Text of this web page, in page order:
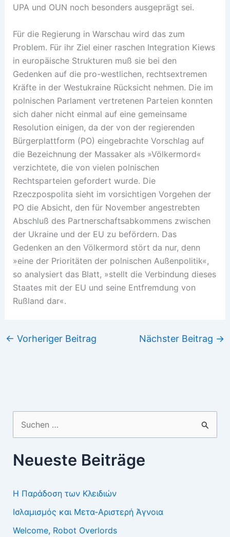
UPA und OUN noch besonders ausgeprägt sei.
Für die Regierung in Warschau wird das zum
Problem. Für ihr Ziel einer raschen Integration Kiews
in europäische Strukturen muß sie bei den
Gedenken auf die pro-westlichen, rechtsextremen
Kräfte in der Westukraine Rücksicht nehmen. Die im
polnischen Parlament vertretenen Parteien konnten
sich daher nicht einmal auf eine gemeinsame
Resolution einigen, da der von der regierenden
Bürgerplattform (PO) eingebrachte Vorschlag auf
die Bezeichnung der Massaker als »Völkermord«
verzichtete, die von vielen polnischen
Rechtsparteien gefordert wurde. Die
Rzeczpospolita sieht im vorsichtigen Vorgehen der
PO die Absicht, den für November angestrebten
Abschluß des Partnerschaftsabkommens zwischen
der Ukraine und der EU zu befördern. Das
Gedenken an den Völkermord stört da nur, denn
»eine der Prioritäten der polnischen Außenpolitik«,
so analysiert das Blatt, »stellt die Verbindung dieses
Staates mit der EU und seine Entfremdung von
Rußland dar«.
← Vorheriger Beitrag Nächster Beitrag →
nach:
Neueste Beiträge
Η Παράδοση των Κλειδιών
Ισλαμισμός και Μετα-Αριστερή Άγνοια
Welcome, Robot Overlords